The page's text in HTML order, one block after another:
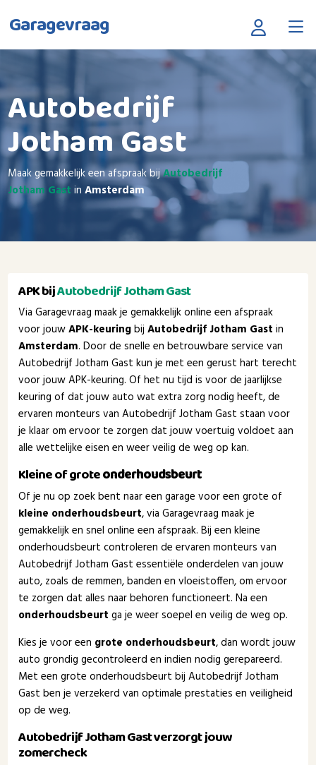
Garagevraag
Autobedrijf
Jotham Gast
Maak gemakkelijk een afspraak bijAutobedrijf
Jotham GastinAmsterdam
APK bijAutobedrijf Jotham Gast
Via Garagevraag maak je gemakkelijk online een afspraak
voor jouwAPK-keuringbijAutobedrijf Jotham Gastin
Amsterdam. Door de snelle en betrouwbare service van
Autobedrijf Jotham Gast kun je met een gerust hart terecht
voor jouw APK-keuring. Of het nu tijd is voor de jaarlijkse
keuring of dat jouw auto wat extra zorg nodig heeft, de
ervaren monteurs van Autobedrijf Jotham Gast staan voor
je klaar om ervoor te zorgen dat jouw voertuig voldoet aan
alle wettelijke eisen en weer veilig de weg op kan.
Kleine of groteonderhoudsbeurt
Of je nu op zoek bent naar een garage voor een grote of
kleine onderhoudsbeurt, via Garagevraag maak je
gemakkelijk en snel online een afspraak. Bij een kleine
onderhoudsbeurt controleren de ervaren monteurs van
Autobedrijf Jotham Gast essentiële onderdelen van jouw
auto, zoals de remmen, banden en vloeistoffen, om ervoor
te zorgen dat alles naar behoren functioneert. Na een
onderhoudsbeurt ga je weer soepel en veilig de weg op.
Kies je voor een grote onderhoudsbeurt, dan wordt jouw
auto grondig gecontroleerd en indien nodig gerepareerd.
Met een grote onderhoudsbeurt bij Autobedrijf Jotham
Gast ben je verzekerd van optimale prestaties en veiligheid
op de weg.
Autobedrijf Jotham Gast verzorgt jouw
zomercheck